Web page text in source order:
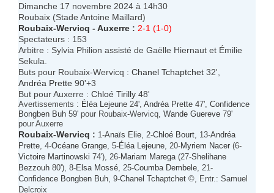
Dimanche 17 novembre 2024 à 14h30
Roubaix (Stade Antoine Maillard)
Roubaix-Wervicq - Auxerre : 2-1 (1-0)
Spectateurs : 153
Arbitre : Sylvia Philion assisté de Gaëlle Hiernaut et Émilie
Sekula.
Buts pour Roubaix-Wervicq : Chanel Tchaptchet 32',
Andréa Prette 90'+3
But pour Auxerre : Chloé Tirilly 48'
Avertissements : Éléa Lejeune 24', Andréa Prette 47', Confidence
Bongben Buh 59' pour Roubaix-Wervicq, Wande Guereve 79'
pour Auxerre
Roubaix-Wervicq : 1-Anaïs Elie , 2-Chloé Bourt , 13-Andréa
Prette , 4-Océane Grange , 5-Éléa Lejeune , 20-Myriem Nacer (6-
Victoire Martinowski 74'), 26-Mariam Marega (27-Shelihane
Bezzouh 80'), 8-Elsa Mossé , 25-Coumba Dembele , 21-
Confidence Bongben Buh , 9-Chanel Tchaptchet ©, Entr.: Samuel
Delcroix